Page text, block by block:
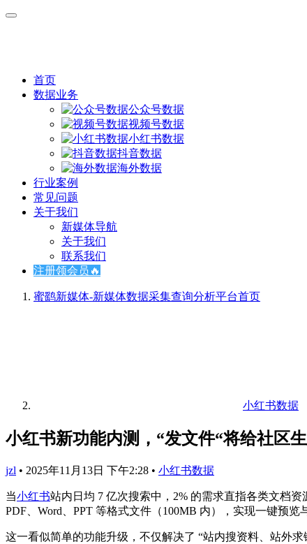
首页
数据业务
公众号数据
视频号数据
小红书数据
抖音数据
海外数据
行业案例
常见问题
关于我们
新媒体导航
关于我们
联系我们
注册领会员🔥
蜜鹞新媒体-新媒体数据采集查询分析平台首页
小红书数据
小红书新功能内测，“发文件“将给社区
jzl • 2025年11月13日 下午2:28 • 小红书数据
当小红书站内日均 7 亿次搜索中，2% 的需求直指各类文档
PDF、Word、PPT 等格式文件（100MB 内），实现一键预览
这一看似简单的功能升级，不仅解决了 “站内搜资料、站外